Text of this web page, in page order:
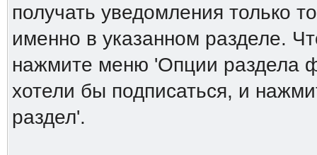
получать уведомления только
именно в указанном разделе.
нажмите меню 'Опции раздела
хотели бы подписаться, и
раздел'.